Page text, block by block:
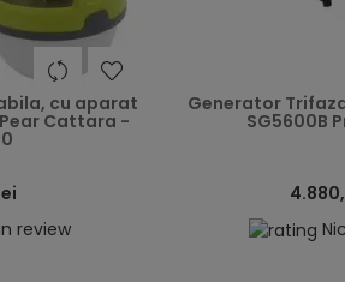
heart
cu aparat
Cattara -
review
Generator
SG5600B